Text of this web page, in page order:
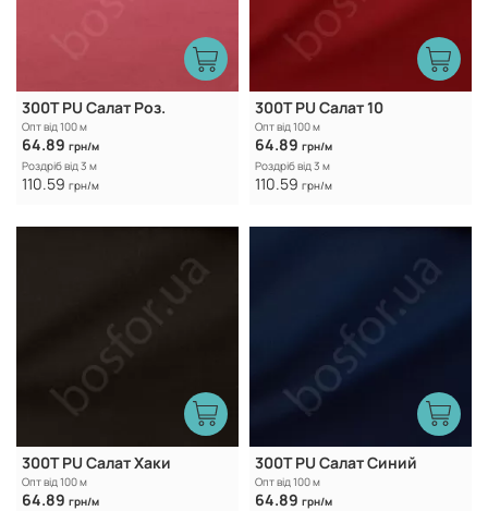
300Т PU Салат Роз.
Опт від 100 м
64.89 грн/м
Роздріб від 3 м
110.59 грн/м
300Т PU Салат 10
Опт від 100 м
64.89 грн/м
Роздріб від 3 м
110.59 грн/м
300Т PU Салат Хаки
Опт від 100 м
64.89 грн/м
300Т PU Салат Синий
Опт від 100 м
64.89 грн/м